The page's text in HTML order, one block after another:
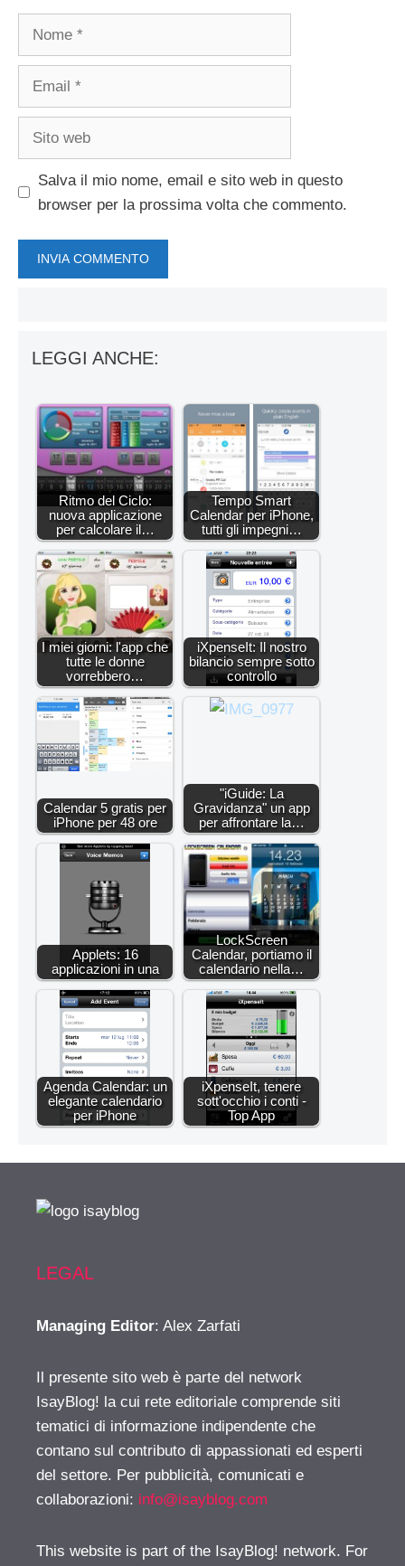
Nome
Email
Sito
Salva il mio nome, email e sito web in questo
browser per la prossima volta che commento.
LEGGI ANCHE:
Ritmo del Ciclo:
nuova applicazione
per calcolare il…
Tempo Smart
Calendar per iPhone,
tutti gli impegni…
I miei giorni: l'app che
tutte le donne
vorrebbero…
iXpenseIt: Il nostro
bilancio sempre sotto
controllo
Calendar 5 gratis per
iPhone per 48 ore
"iGuide: La
Gravidanza" un app
per affrontare la…
Applets: 16
applicazioni in una
LockScreen
Calendar, portiamo il
calendario nella…
Agenda Calendar: un
elegante calendario
per iPhone
iXpenseIt, tenere
sott'occhio i conti -
Top App
LEGAL
Managing Editor: Alex Zarfati
Il presente sito web è parte del network
IsayBlog! la cui rete editoriale comprende siti
tematici di informazione indipendente che
contano sul contributo di appassionati ed esperti
del settore. Per pubblicità, comunicati e
collaborazioni: info@isayblog.com
This website is part of the IsayBlog! network. For